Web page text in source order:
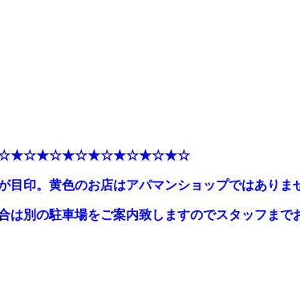
印。黄色のお店はアパマンショップではありま
は別の駐車場をご案内致しますのでスタッフまで